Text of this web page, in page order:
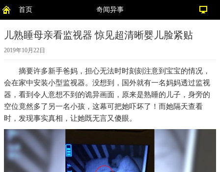
首页 奇闻异事
儿熟睡母亲看监视器 惊见超清晰婴儿脸紧贴
2019年10月22日
摘要许多新手爸妈，担心无法时时刻刻注意到宝宝的情况，
会在家中安装小型监视器。没想到，国外就有一名妈妈透过监视
器，看到令人意想不到的诡异画面，原来是熟睡的儿子，身旁的
空位竟然多了另一名小孩，这幕可把她吓坏了！而她隔天查看
时，发现事实真相，让她既无言又傻眼。